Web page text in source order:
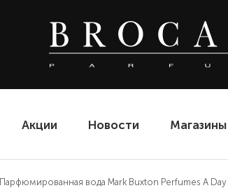
Акции Новости Магазины
Парфюмированная вода Mark Buxton Perfumes A Day